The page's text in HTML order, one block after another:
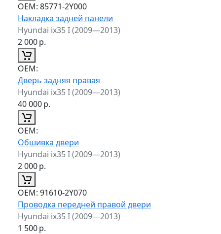
ОЕМ: 85771-2Y000
Накладка задней панели
Hyundai ix35 I (2009—2013)
2 000р.
ОЕМ:
Дверь задняя правая
Hyundai ix35 I (2009—2013)
40 000р.
ОЕМ:
Обшивка двери
Hyundai ix35 I (2009—2013)
2 000р.
ОЕМ: 91610-2Y070
Проводка передней правой двери
Hyundai ix35 I (2009—2013)
1 500р.